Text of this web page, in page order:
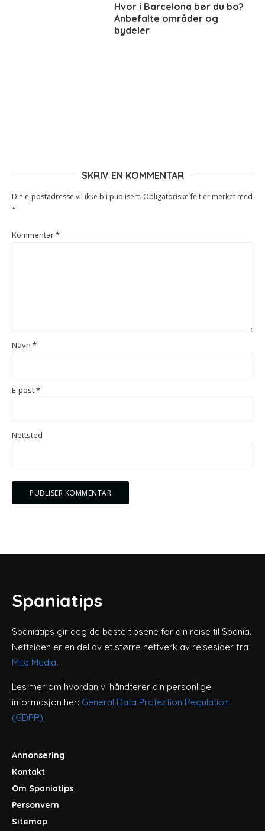
Hvor i Barcelona bør du bo?
Anbefalte områder og
bydeler
SKRIV EN KOMMENTAR
Din e-postadresse vil ikke bli publisert. Obligatoriske felt er merket med
*
Kommentar*
Navn *
E-post*
Nettsted
Spaniatips
Spaniatips gir deg de beste tipsene for din reise til Spania.
Nettsiden er en del av et større nettverk av reisesider fra
Mita Media.
Les mer om hvordan vi håndterer din personlige
informasjon her: General Data Protection Regulation
(GDPR).
Annonsering
Kontakt
Om Spaniatips
Personvern
Sitemap